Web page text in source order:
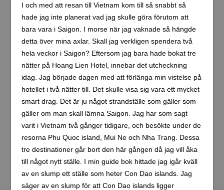
I och med att resan till Vietnam kom till så snabbt så
hade jag inte planerat vad jag skulle göra förutom att
bara vara i Saigon. I morse när jag vaknade så hängde
detta över mina axlar. Skall jag verkligen spendera två
hela veckor i Saigon? Eftersom jag bara hade bokat tre
nätter på Hoang Lien Hotel, innebar det utcheckning
idag. Jag började dagen med att förlänga min vistelse på
hotellet i två nätter till. Det skulle visa sig vara ett mycket
smart drag. Det är ju något strandställe som gäller som
gäller om man skall lämna Saigon. Jag har som sagt
varit i Vietnam två gånger tidigare, och besökte under de
resorna Phu Quoc island, Mui Ne och Nha Trang. Dessa
tre destinationer går bort den här gången då jag vill åka
till något nytt ställe. I min guide bok hittade jag igår kväll
av en slump ett ställe som heter Con Dao islands. Jag
säger av en slump för att Con Dao islands ligger